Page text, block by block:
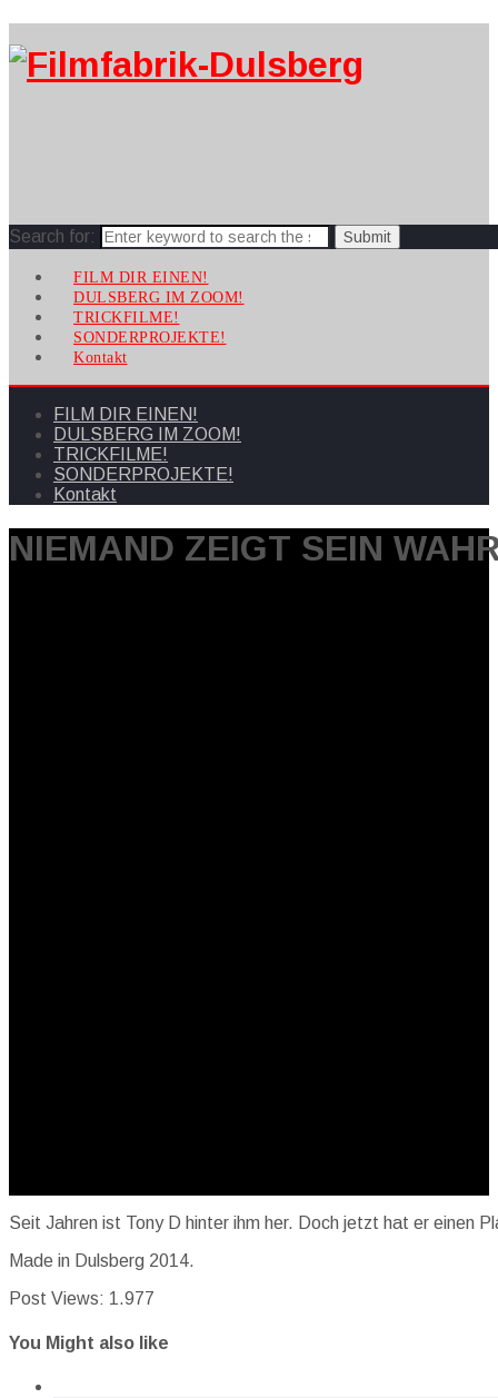
Search for:
FILM DIR EINEN!
DULSBERG IM ZOOM!
TRICKFILME!
SONDERPROJEKTE!
Kontakt
FILM DIR EINEN!
DULSBERG IM ZOOM!
TRICKFILME!
SONDERPROJEKTE!
Kontakt
NIEMAND ZEIGT SEIN
Seit Jahren ist Tony D hinter ihm her. Doch jetzt hat er einen
Made in Dulsberg 2014.
Post Views: 1.977
You Might also like